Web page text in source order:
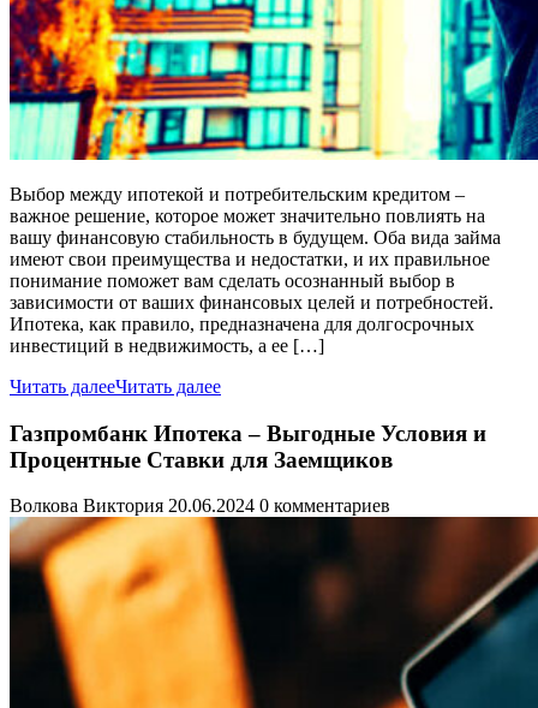
Выбор между ипотекой и потребительским кредитом –
важное решение, которое может значительно повлиять на
вашу финансовую стабильность в будущем. Оба вида займа
имеют свои преимущества и недостатки, и их правильное
понимание поможет вам сделать осознанный выбор в
зависимости от ваших финансовых целей и потребностей.
Ипотека, как правило, предназначена для долгосрочных
инвестиций в недвижимость, а ее […]
Читать далееЧитать далее
Газпромбанк Ипотека – Выгодные Условия и
Процентные Ставки для Заемщиков
Волкова Виктория 20.06.2024 0 комментариев